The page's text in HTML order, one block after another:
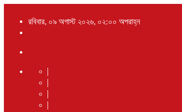
রবিবার, ০৯ অগাস্ট ২০২৬, ০২:০০ অপরাহ্ন